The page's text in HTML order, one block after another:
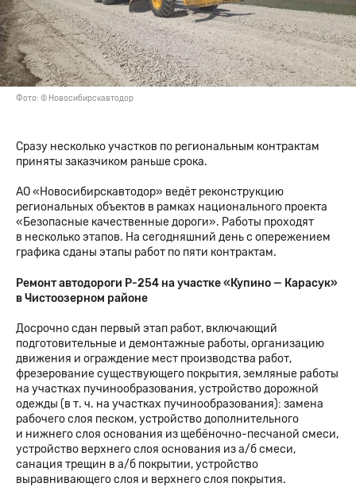
Фото: © Новосибирскавтодор
Сразу несколько участков по региональным контрактам
приняты заказчиком раньше срока.
АО «Новосибирскавтодор» ведёт реконструкцию
региональных объектов в рамках национального проекта
«Безопасные качественные дороги». Работы проходят
в несколько этапов. На сегодняшний день с опережением
графика сданы этапы работ по пяти контрактам.
Ремонт автодороги Р-254 на участке «Купино — Карасук»
в Чистоозерном районе
Досрочно сдан первый этап работ, включающий
подготовительные и демонтажные работы, организацию
движения и ограждение мест производства работ,
фрезерование существующего покрытия, земляные работы
на участках пучинообразования, устройство дорожной
одежды (в т. ч. на участках пучинообразования): замена
рабочего слоя песком, устройство дополнительного
и нижнего слоя основания из щебёночно-песчаной смеси,
устройство верхнего слоя основания из а/б смеси,
санация трещин в а/б покрытии, устройство
выравнивающего слоя и верхнего слоя покрытия.